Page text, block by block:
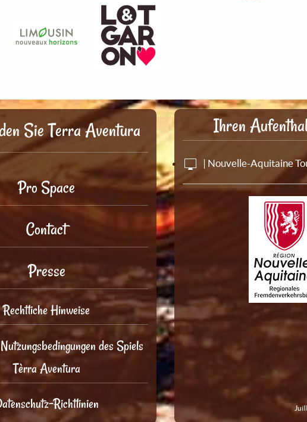
Sie Terra Aventura
Pro Space
Contact
Presse
Rechtliche Hinweise
des Spiels
Tèrra Aventura
Richtlinien
Ihren
| Nouvelle-Aquitaine